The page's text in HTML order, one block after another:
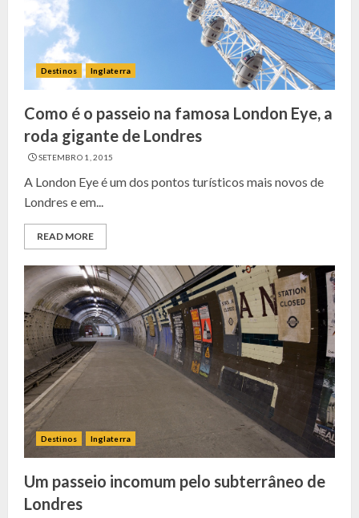
Destinos Inglaterra
Como é o passeio na famosa London Eye, a
roda gigante de Londres
SETEMBRO 1, 2015
A London Eye é um dos pontos turísticos mais novos de
Londres e em...
READ MORE
Destinos Inglaterra
Um passeio incomum pelo subterrâneo de
Londres